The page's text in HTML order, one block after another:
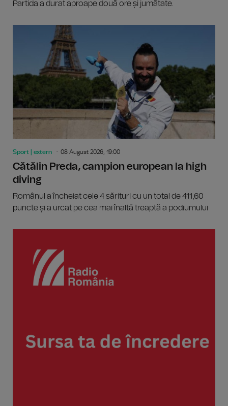
Partida a durat aproape două ore și jumătate.
Sport | extern 08 August 2026, 19:00
Cătălin Preda, campion european la high
diving
Românul a încheiat cele 4 sărituri cu un total de 411,60
puncte și a urcat pe cea mai înaltă treaptă a podiumului